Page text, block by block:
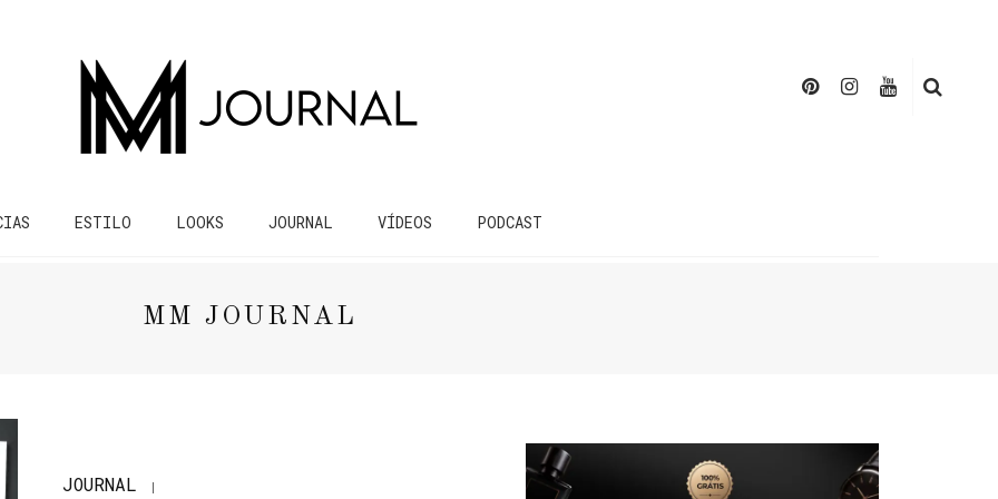
ESTILO LOOKS JOURNAL VÍDEOS PODCAST
MM JOURNAL
JOURNAL